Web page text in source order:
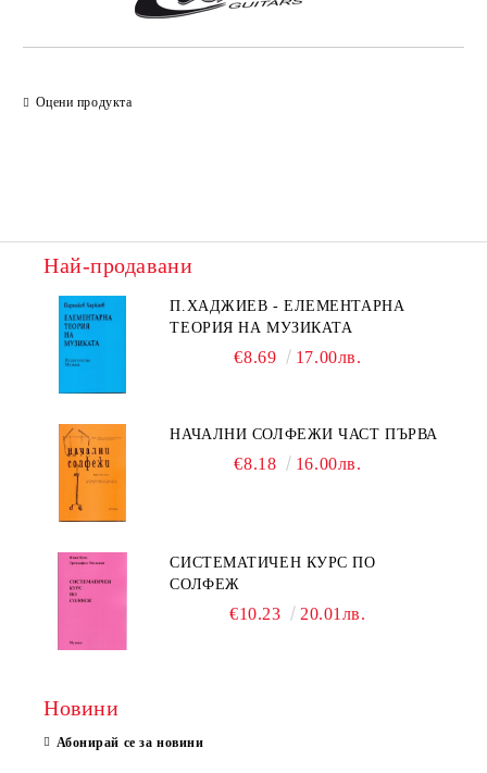
Оцени продукта
Най-продавани
П.ХАДЖИЕВ - ЕЛЕМЕНТАРНА
ТЕОРИЯ НА МУЗИКАТА
€8.69 17.00лв.
НАЧАЛНИ СОЛФЕЖИ ЧАСТ ПЪРВА
€8.18 16.00лв.
СИСТЕМАТИЧЕН КУРС ПО
СОЛФЕЖ
€10.23 20.01лв.
Новини
Абонирай се за новини